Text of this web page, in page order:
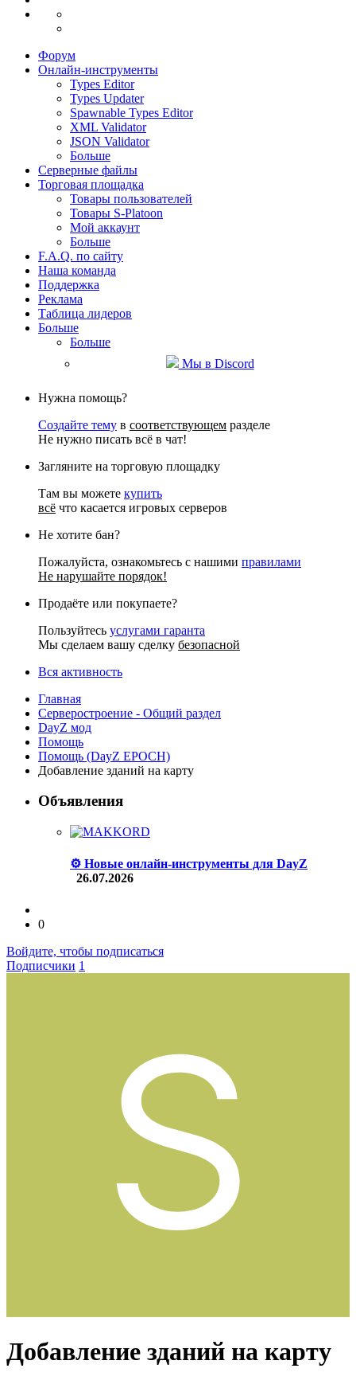
Форум
Онлайн-инструменты
Types Editor
Types Updater
Spawnable Types Editor
XML Validator
JSON Validator
Больше
Серверные файлы
Торговая площадка
Товары пользователей
Товары S-Platoon
Мой аккаунт
Больше
F.A.Q. по сайту
Наша команда
Поддержка
Реклама
Таблица лидеров
Больше
Больше
Мы в Discord
Нужна помощь?
Создайте тему в соответствующем разделе
Не нужно писать всё в чат!
Загляните на торговую площадку
Там вы можете купить
всё что касается игровых серверов
Не хотите бан?
Пожалуйста, ознакомьтесь с нашими правилами
Не нарушайте порядок!
Продаёте или покупаете?
Пользуйтесь услугами гаранта
Мы сделаем вашу сделку безопасной
Вся активность
Главная
Серверостроение - Общий раздел
DayZ мод
Помощь
Помощь (DayZ EPOCH)
Добавление зданий на карту
Объявления
⚙️ Новые онлайн-инструменты для DayZ
26.07.2026
0
Войдите, чтобы подписаться
Подписчики 1
Добавление зданий на карту